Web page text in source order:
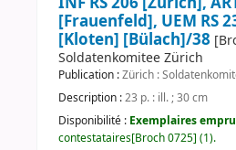
[Frauenfeld], UEM RS
[Kloten] [Bülach]/38
Soldatenkomitee Zürich
Publication :Zürich :
Description :23 p. : ill. ; 30 cm
Disponibilité : Exemplaires
contestataires[Broch 0725] (1).